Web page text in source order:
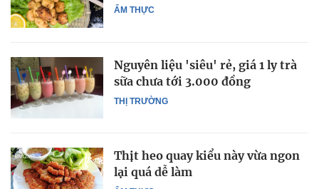
ẨM THỰC
THỊ TRƯỜNG
Nguyên liệu 'siêu' rẻ, giá 1 ly trà
sữa chưa tới 3.000 đồng
Thịt heo quay kiểu này vừa ngon
lại quá dễ làm